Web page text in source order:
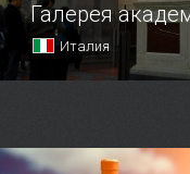
Галерея
Италия
в 15 веке, стала